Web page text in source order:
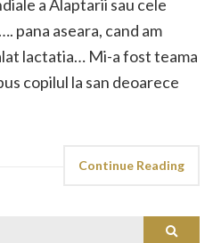
a Alaptarii sau cele
pana aseara, cand am
lactatia… Mi-a fost teama
copilul la san deoarece
Continue Reading
Search